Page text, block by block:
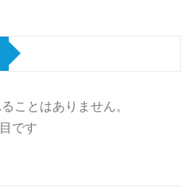
ことはありません。
です